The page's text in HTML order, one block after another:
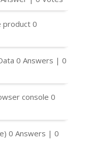
product 0
0 Answers | 0
console 0
0 Answers | 0